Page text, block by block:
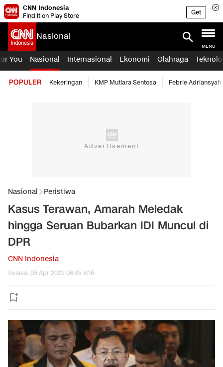
CNN Indonesia
Find it on Play Store
Get
Nasional
MENU
You Nasional Internasional Ekonomi Olahraga
POPULER Kekeringan KMP Mutiara Sentosa Febrie Adriansyah
Nasional Peristiwa
Kasus Terawan, Amarah Meledak
hingga Seruan Bubarkan IDI Muncul di
DPR
CNN Indonesia
Selasa, 05 Apr 2022 06:45 WIB